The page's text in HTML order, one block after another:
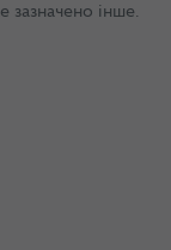
зазначено інше.